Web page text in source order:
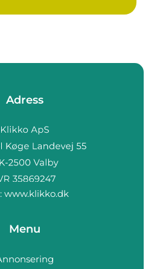
Adress
www.klikko.dk
Menu